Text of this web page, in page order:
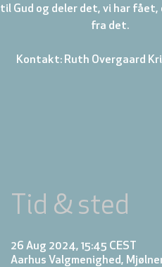
til Gud og deler det, vi har fået,
fra det.
Kontakt: Ruth Overgaard
Tid & sted
26 Aug 2024, 15:45 CEST
Aarhus Valgmenighed,